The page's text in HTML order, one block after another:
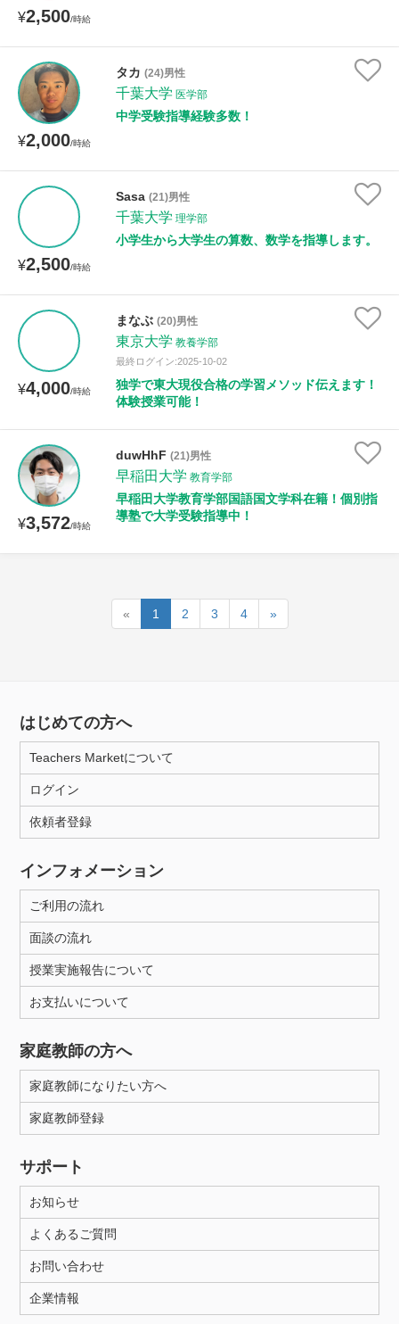
¥2,500/時給
¥2,000/時給
タカ (24)男性
千葉大学 医学部
中学受験指導経験多数！
¥2,500/時給
Sasa (21)男性
千葉大学 理学部
小学生から大学生の算数、数学を指導します。
¥4,000/時給
まなぶ (20)男性
東京大学 教養学部
最終ログイン:2025-10-02
独学で東大現役合格の学習メソッド伝えます！
体験授業可能！
¥3,572/時給
duwHhF (21)男性
早稲田大学 教育学部
早稲田大学教育学部国語国文学科在籍！個別指
導塾で大学受験指導中！
« 1 2 3 4 »
はじめての方へ
Teachers Marketについて
ログイン
依頼者登録
インフォメーション
ご利用の流れ
面談の流れ
授業実施報告について
お支払いについて
家庭教師の方へ
家庭教師になりたい方へ
家庭教師登録
サポート
お知らせ
よくあるご質問
お問い合わせ
企業情報